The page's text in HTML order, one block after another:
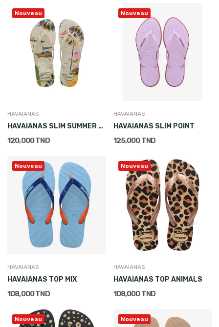
Nouveau
HAVAIANAS
HAVAIANAS SLIM SUMMER BLISS
120,000 TND
Nouveau
HAVAIANAS
HAVAIANAS SLIM POINT
125,000 TND
Nouveau
HAVAIANAS
HAVAIANAS TOP MIX
108,000 TND
Nouveau
HAVAIANAS
HAVAIANAS TOP ANIMALS
108,000 TND
Nouveau Nouveau